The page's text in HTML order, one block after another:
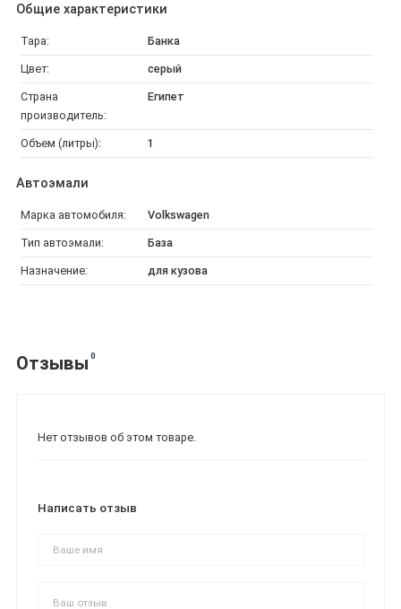
Общие характеристики
Тара: Банка
Цвет: серый
Страна
производитель:
Египет
Объем (литры): 1
Автоэмали
Марка автомобиля: Volkswagen
Тип автоэмали: База
Назначение: для кузова
Отзывы 0
Нет отзывов об этом товаре.
Написать отзыв